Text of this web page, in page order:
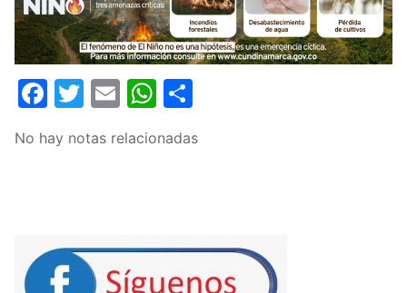
Facebook
Twitter
EmailWhatsApp
No hay notas relacionadas